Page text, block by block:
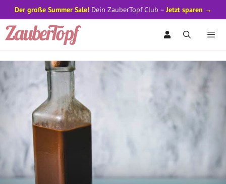
Zum
Inhalt
Der große Summer Sale!Dein ZauberTopf Club –Jetzt sparen →